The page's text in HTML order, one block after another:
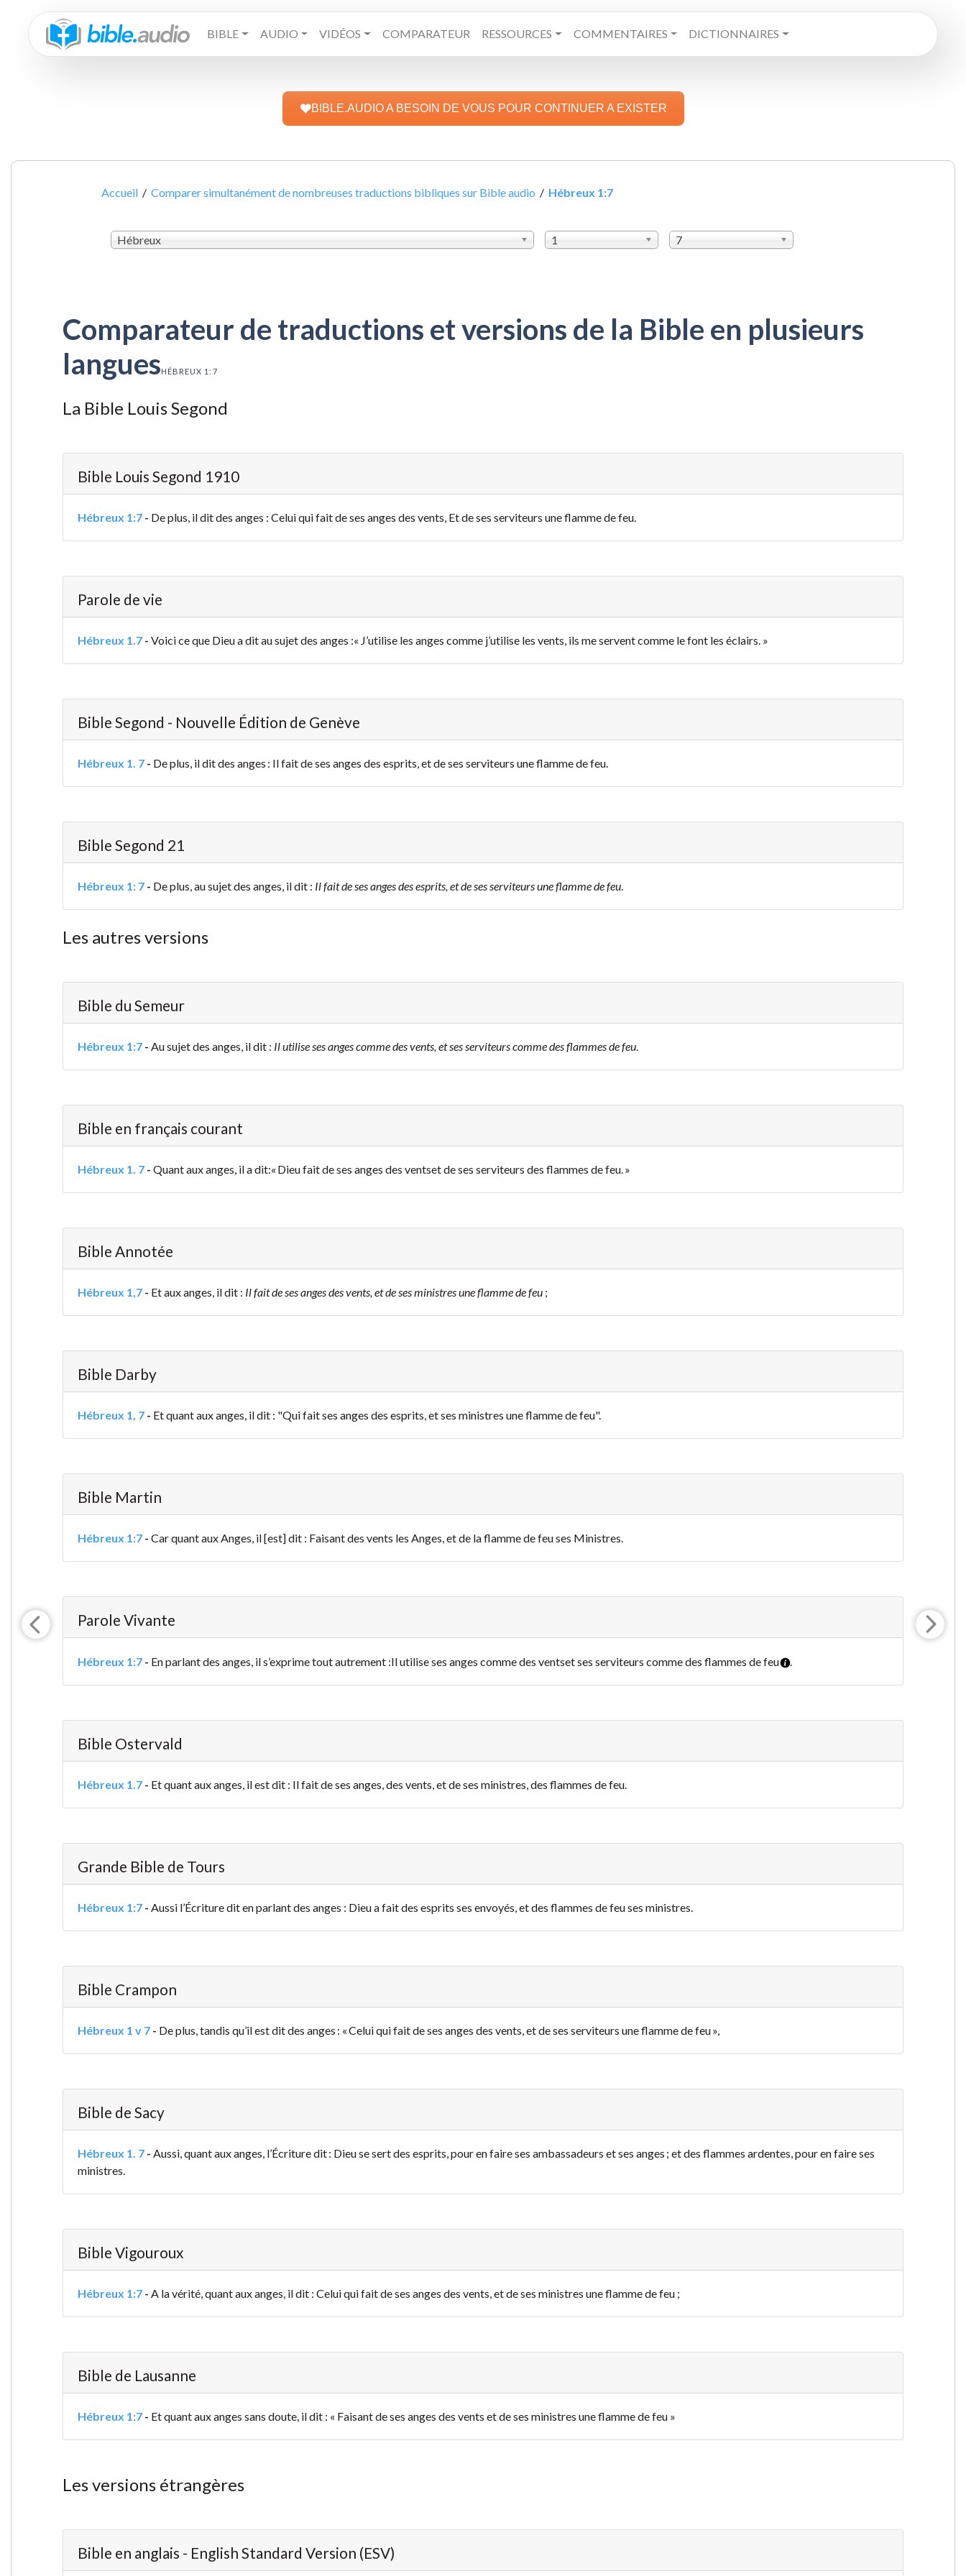
BIBLE AUDIO VIDÉOS COMPARATEUR RESSOURCES COMMENTAIRES DICTIONNAIRES
BIBLE.AUDIO A BESOIN DE VOUS POUR CONTINUER A EXISTER
Accueil /Comparer simultanément de nombreuses traductions bibliques sur Bible audio / Hébreux 1:7
Hébreux 1 7
Comparateur de traductions et versions de la Bible en plusieurs
languesHÉBREUX 1:7
La Bible Louis Segond
Bible Louis Segond 1910
Hébreux 1:7- De plus, il dit des anges : Celui qui fait de ses anges des vents, Et de ses serviteurs une flamme de feu.
Parole de vie
Hébreux 1.7- Voici ce que Dieu a dit au sujet des anges :« J’utilise les anges comme j’utilise les vents, ils me servent comme le font les éclairs. »
Bible Segond - Nouvelle Édition de Genève
Hébreux 1. 7- De plus, il dit des anges : Il fait de ses anges des esprits, et de ses serviteurs une flamme de feu.
Bible Segond 21
Hébreux 1: 7- De plus, au sujet des anges, il dit : Il fait de ses anges des esprits, et de ses serviteurs une flamme de feu.
Les autres versions
Bible du Semeur
Hébreux 1:7- Au sujet des anges, il dit : Il utilise ses anges comme des vents,et ses serviteurs comme des flammes de feu.
Bible en français courant
Hébreux 1. 7- Quant aux anges, il a dit:« Dieu fait de ses anges des ventset de ses serviteurs des flammes de feu. »
Bible Annotée
Hébreux 1,7- Et aux anges, il dit : Il fait de ses anges des vents, et de ses ministres une flamme de feu;
Bible Darby
Hébreux 1, 7- Et quant aux anges, il dit : "Qui fait ses anges des esprits, et ses ministres une flamme de feu".
Bible Martin
Hébreux 1:7- Car quant aux Anges, il [est] dit : Faisant des vents les Anges, et de la flamme de feu ses Ministres.
Parole Vivante
Hébreux 1:7- En parlant des anges, il s’exprime tout autrement :Il utilise ses anges comme des ventset ses serviteurs comme des flammes de feu .
Bible Ostervald
Hébreux 1.7- Et quant aux anges, il est dit : Il fait de ses anges, des vents, et de ses ministres, des flammes de feu.
Grande Bible de Tours
Hébreux 1:7- Aussi l’Écriture dit en parlant des anges : Dieu a fait des esprits ses envoyés, et des flammes de feu ses ministres.
Bible Crampon
Hébreux 1 v 7- De plus, tandis qu’il est dit des anges : « Celui qui fait de ses anges des vents, et de ses serviteurs une flamme de feu »,
Bible de Sacy
Hébreux 1. 7- Aussi, quant aux anges, l’Écriture dit : Dieu se sert des esprits, pour en faire ses ambassadeurs et ses anges ; et des flammes ardentes, pour en faire ses
ministres.
Bible Vigouroux
Hébreux 1:7- A la vérité, quant aux anges, il dit : Celui qui fait de ses anges des vents, et de ses ministres une flamme de feu ;
Bible de Lausanne
Hébreux 1:7- Et quant aux anges sans doute, il dit : « Faisant de ses anges des vents et de ses ministres une flamme de feu »
Les versions étrangères
Bible en anglais - English Standard Version (ESV)